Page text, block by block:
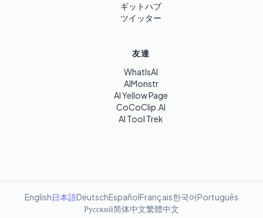
ギットハブ
ツイッター
友達
WhatIsAI
AIMonstr
AI Yellow Page
CoCoClip.AI
AI Tool Trek
English日本語DeutschEspañolFrançais한국어Português
Русский简体中文繁體中文